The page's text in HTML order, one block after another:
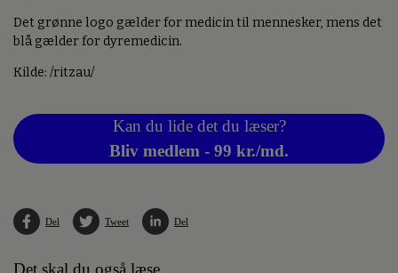
Det grønne logo gælder for medicin til mennesker, mens det
blå gælder for dyremedicin.
Kilde: /ritzau/
Kan du lide det du læser?
Bliv medlem - 99 kr./md.
Del Tweet Del
Det skal du også læse